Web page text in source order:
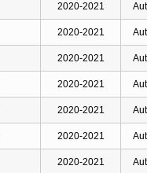
2020-2021
2020-2021
2020-2021
2020-2021
2020-2021
2020-2021
2020-2021